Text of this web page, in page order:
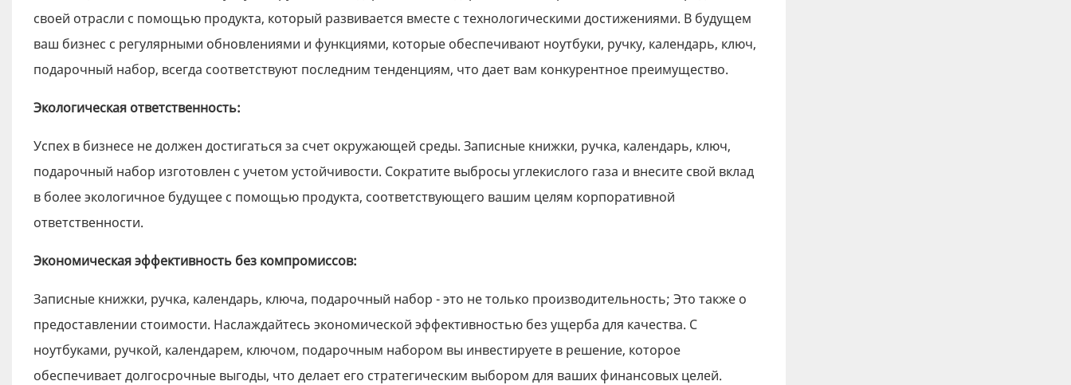
своей отрасли с помощью продукта, который развивается вместе с технологическими достижениями. В будущем
ваш бизнес с регулярными обновлениями и функциями, которые обеспечивают ноутбуки, ручку, календарь, ключ,
подарочный набор, всегда соответствуют последним тенденциям, что дает вам конкурентное преимущество.
Экологическая ответственность:
Успех в бизнесе не должен достигаться за счет окружающей среды. Записные книжки, ручка, календарь, ключ,
подарочный набор изготовлен с учетом устойчивости. Сократите выбросы углекислого газа и внесите свой вклад
в более экологичное будущее с помощью продукта, соответствующего вашим целям корпоративной
ответственности.
Экономическая эффективность без компромиссов:
Записные книжки, ручка, календарь, ключа, подарочный набор - это не только производительность; Это также о
предоставлении стоимости. Наслаждайтесь экономической эффективностью без ущерба для качества. С
ноутбуками, ручкой, календарем, ключом, подарочным набором вы инвестируете в решение, которое
обеспечивает долгосрочные выгоды, что делает его стратегическим выбором для ваших финансовых целей.